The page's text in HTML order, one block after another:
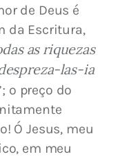
de Deus é
da Escritura,
as riquezas
las-ia
o preço do
Ó Jesus, meu
em meu